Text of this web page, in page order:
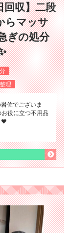
回収】二段
らマッサ
ぎの処分
理
佐でございま
役に立つ不用品
❤️